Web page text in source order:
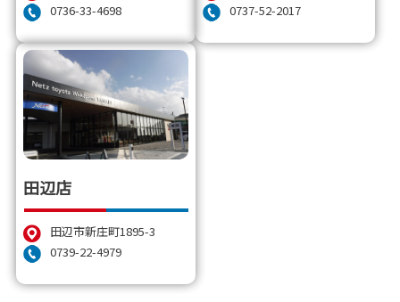
0736-33-4698
0737-52-2017
田辺店
田辺市新庄町1895-3
0739-22-4979